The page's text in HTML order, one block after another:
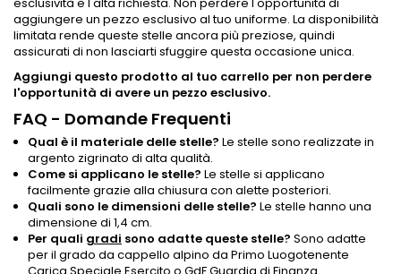
aggiungere un pezzo esclusivo al tuo uniforme. La disponibilità
limitata rende queste stelle ancora più preziose, quindi
assicurati di non lasciarti sfuggire questa occasione unica.
Aggiungi questo prodotto al tuo carrello per non perdere
l'opportunità di avere un pezzo esclusivo.
FAQ - Domande Frequenti
Qual è il materiale delle stelle? Le stelle sono realizzate in
argento zigrinato di alta qualità.
Come si applicano le stelle? Le stelle si applicano
facilmente grazie alla chiusura con alette posteriori.
Quali sono le dimensioni delle stelle? Le stelle hanno una
dimensione di 1,4 cm.
Per quali gradi sono adatte queste stelle? Sono adatte
per il grado da cappello alpino da Primo Luogotenente
Carica Speciale Esercito o GdFGuardia di Finanza.